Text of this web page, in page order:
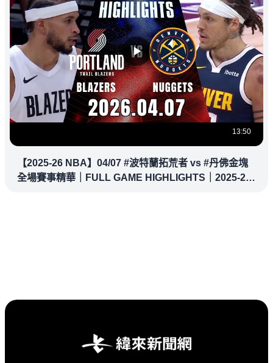
13:50
【2025-26 NBA】04/07 #波特蘭拓荒者 vs #丹佛金塊
全場賽事精華｜FULL GAME HIGHLIGHTS｜2025-26